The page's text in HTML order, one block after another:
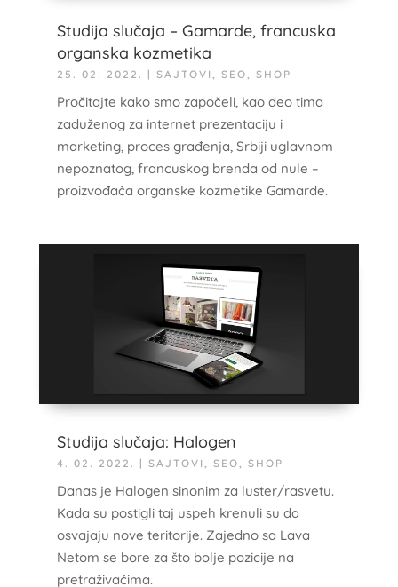
Studija slučaja – Gamarde, francuska
organska kozmetika
25. 02. 2022. | SAJTOVI , SEO, SHOP
Pročitajte kako smo započeli, kao deo tima
zaduženog za internet prezentaciju i
marketing, proces građenja, Srbiji uglavnom
nepoznatog, francuskog brenda od nule –
proizvođača organske kozmetike Gamarde.
Studija slučaja: Halogen
4. 02. 2022. | SAJTOVI , SEO, SHOP
Danas je Halogen sinonim za luster/rasvetu.
Kada su postigli taj uspeh krenuli su da
osvajaju nove teritorije. Zajedno sa Lava
Netom se bore za što bolje pozicije na
pretraživačima.